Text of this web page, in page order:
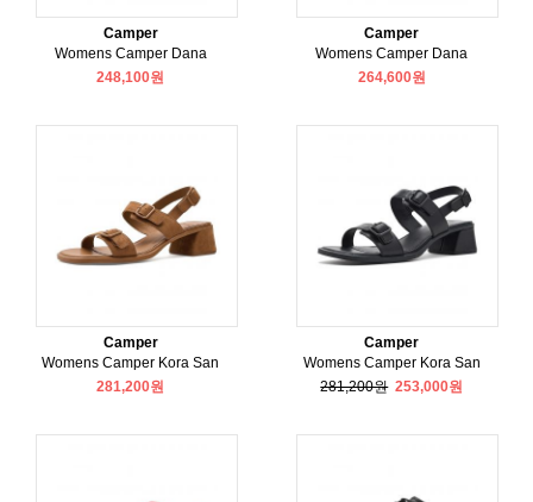
Camper
Womens Camper Dana
248,100원
Camper
Womens Camper Dana
264,600원
Camper
Womens Camper Kora San
281,200원
Camper
Womens Camper Kora San
281,200원 253,000원